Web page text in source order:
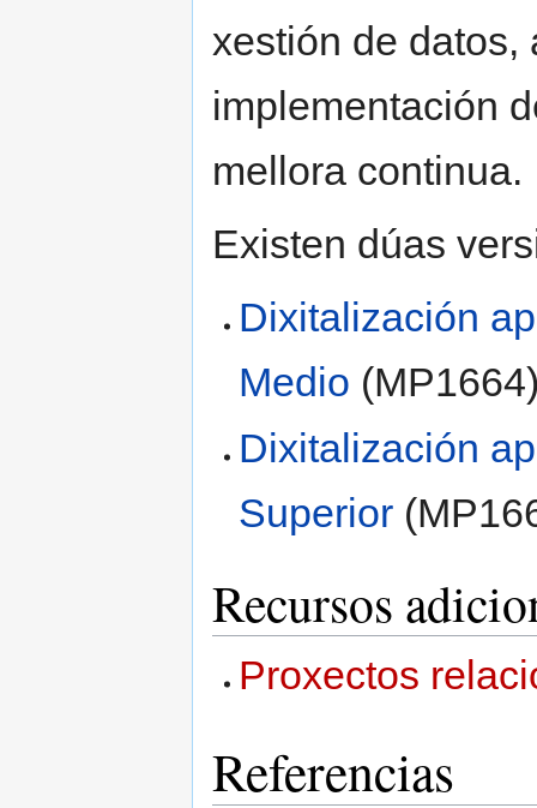
xestión de datos,
implementación
mellora continua.
Existen dúas
Dixitalización
Medio
Dixitalización
Superior
Recursos
Proxectos
Referencias